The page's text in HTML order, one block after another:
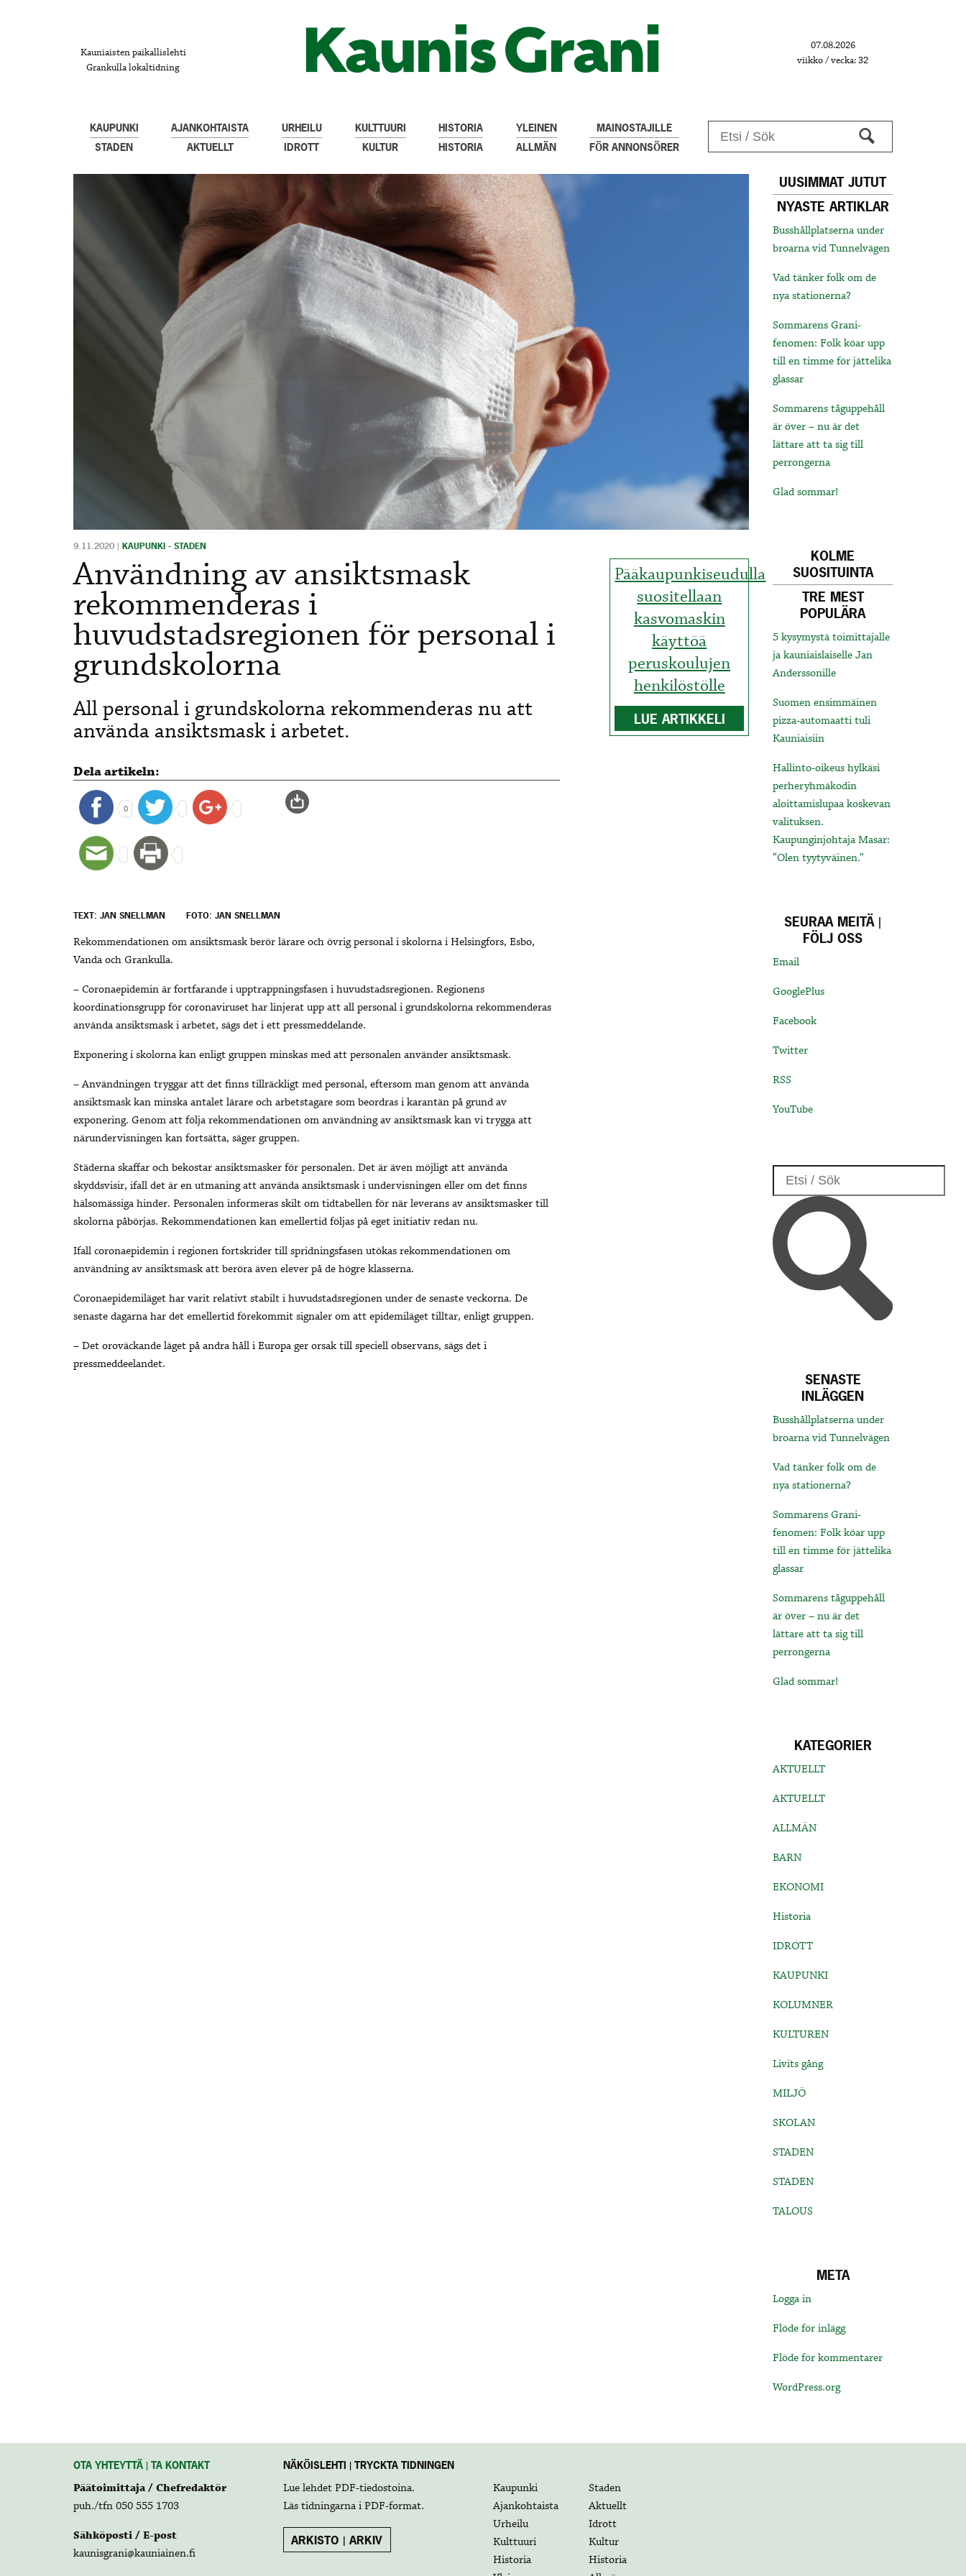
Kauniaisten paikallislehti
Grankulla lokaltidning
07.08.2026
viikko / vecka: 32
KAUPUNKI
STADEN
AJANKOHTAISTA
AKTUELLT
URHEILU
IDROTT
KULTTUURI
KULTUR
HISTORIA
HISTORIA
YLEINEN
ALLMÄN
MAINOSTAJILLE
FÖR ANNONSÖRER
Pääkaupunkiseudulla
suositellaan
kasvomaskin
käyttöä
peruskoulujen
henkilöstölle
LUE ARTIKKELI
9.11.2020 | KAUPUNKI - STADEN
Användning av ansiktsmask
rekommenderas i
huvudstadsregionen för personal i
grundskolorna
All personal i grundskolorna rekommenderas nu att
använda ansiktsmask i arbetet.
Dela artikeln:
0
TEXT: JAN SNELLMAN FOTO: JAN SNELLMAN
Rekommendationen om ansiktsmask berör lärare och övrig personal i skolorna i Helsingfors, Esbo,
Vanda och Grankulla.
– Coronaepidemin är fortfarande i upptrappningsfasen i huvudstadsregionen. Regionens
koordinationsgrupp för coronaviruset har linjerat upp att all personal i grundskolorna rekommenderas
använda ansiktsmask i arbetet, sägs det i ett pressmeddelande.
Exponering i skolorna kan enligt gruppen minskas med att personalen använder ansiktsmask.
– Användningen tryggar att det finns tillräckligt med personal, eftersom man genom att använda
ansiktsmask kan minska antalet lärare och arbetstagare som beordras i karantän på grund av
exponering. Genom att följa rekommendationen om användning av ansiktsmask kan vi trygga att
närundervisningen kan fortsätta, säger gruppen.
Städerna skaffar och bekostar ansiktsmasker för personalen. Det är även möjligt att använda
skyddsvisir, ifall det är en utmaning att använda ansiktsmask i undervisningen eller om det finns
hälsomässiga hinder. Personalen informeras skilt om tidtabellen för när leverans av ansiktsmasker till
skolorna påbörjas. Rekommendationen kan emellertid följas på eget initiativ redan nu.
Ifall coronaepidemin i regionen fortskrider till spridningsfasen utökas rekommendationen om
användning av ansiktsmask att beröra även elever på de högre klasserna.
Coronaepidemiläget har varit relativt stabilt i huvudstadsregionen under de senaste veckorna. De
senaste dagarna har det emellertid förekommit signaler om att epidemiläget tilltar, enligt gruppen.
– Det oroväckande läget på andra håll i Europa ger orsak till speciell observans, sägs det i
pressmeddeelandet.
UUSIMMAT JUTUT
NYASTE ARTIKLAR
Busshållplatserna under
broarna vid Tunnelvägen
Vad tänker folk om de
nya stationerna?
Sommarens Grani-
fenomen: Folk köar upp
till en timme för jättelika
glassar
Sommarens tåguppehåll
är över – nu är det
lättare att ta sig till
perrongerna
Glad sommar!
KOLME
SUOSITUINTA
TRE MEST
POPULÄRA
5 kysymystä toimittajalle
ja kauniaislaiselle Jan
Anderssonille
Suomen ensimmäinen
pizza-automaatti tuli
Kauniaisiin
Hallinto-oikeus hylkäsi
perheryhmäkodin
aloittamislupaa koskevan
valituksen.
Kaupunginjohtaja Masar:
“Olen tyytyväinen.”
SEURAA MEITÄ |
FÖLJ OSS
Email
GooglePlus
Facebook
Twitter
RSS
YouTube
SENASTE
INLÄGGEN
Busshållplatserna under
broarna vid Tunnelvägen
Vad tänker folk om de
nya stationerna?
Sommarens Grani-
fenomen: Folk köar upp
till en timme för jättelika
glassar
Sommarens tåguppehåll
är över – nu är det
lättare att ta sig till
perrongerna
Glad sommar!
KATEGORIER
AKTUELLT
AKTUELLT
ALLMÄN
BARN
EKONOMI
Historia
IDROTT
KAUPUNKI
KOLUMNER
KULTUREN
Livits gång
MILJÖ
SKOLAN
STADEN
STADEN
TALOUS
META
Logga in
Flöde för inlägg
Flöde för kommentarer
WordPress.org
OTA YHTEYTTÄ | TA KONTAKT
Päätoimittaja / Chefredaktör
puh./tfn 050 555 1703
Sähköposti / E-post
kaunisgrani@kauniainen.fi
NÄKÖISLEHTI | TRYCKTA TIDNINGEN
Lue lehdet PDF-tiedostoina.
Läs tidningarna i PDF-format.
ARKISTO | ARKIV
Kaupunki
Staden
Ajankohtaista
Aktuellt
Urheilu
Idrott
Kulttuuri
Kultur
Historia
Historia